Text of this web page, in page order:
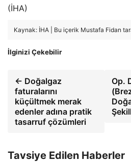
(İHA)
Kaynak: İHA | Bu içerik Mustafa Fidan
İlginizi Çekebilir
← Doğalgaz
faturalarını
küçültmek merak
edenler adına pratik
tasarruf çözümleri
Op.
Tavsiye Edilen Haberler